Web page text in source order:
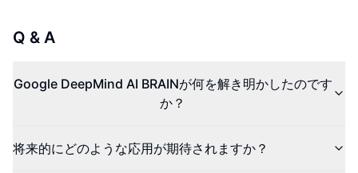
Q & A
Google DeepMind AI BRAINが何を解き明かしたのです
か？
将来的にどのような応用が期待されますか？